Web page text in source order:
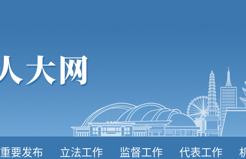
重要发布 立法工作 监督工作 代表工作